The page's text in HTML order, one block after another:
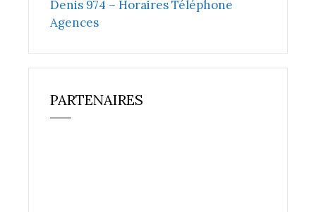
Denis 974 – Horaires Téléphone
Agences
PARTENAIRES